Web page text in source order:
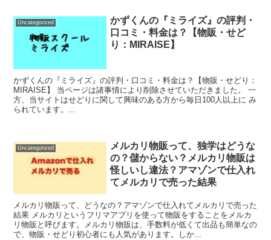
Uncategorized
かずくんの『ミライズ』の評判・
口コミ・料金は？【物販・せど
り：MIRAISE】
かずくんの『ミライズ』の評判・口コミ・料金は？【物販・せどり：
MIRAISE】 当ページは諸事情により削除させていただきました。 一
方、当サイトはせどりに関して興味のある方から毎日100人以上に み
られています。...
Uncategorized
メルカリ物販って、独学はどうな
の？儲からない？メルカリ物販は
怪しいし違法？アマゾンで仕入れ
てメルカリで売った結果
メルカリ物販って、どうなの？アマゾンで仕入れてメルカリで売った
結果 メルカリというフリマアプリを使って物販をすることをメルカ
リ物販と呼びます。メルカリ物販は、手数料が低くて出品も簡単なの
で、物販・せどり初心者にも人気があります。しか...